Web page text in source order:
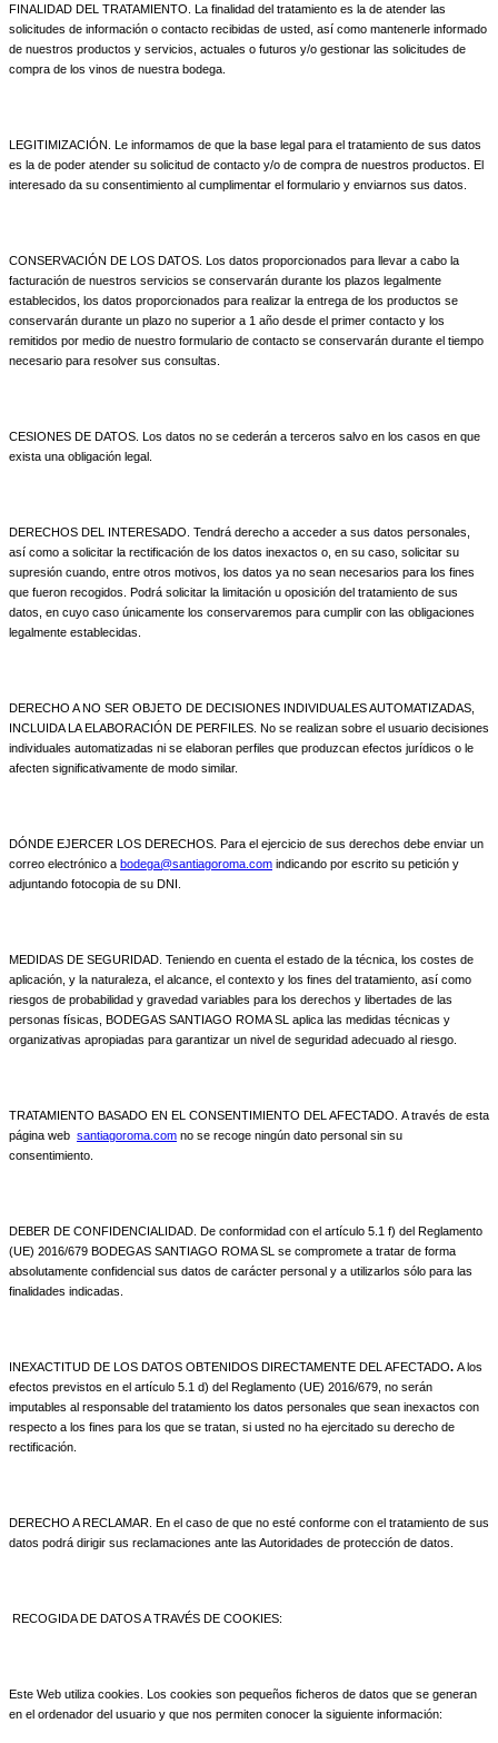
FINALIDAD DEL TRATAMIENTO. La finalidad del tratamiento es la de atender las
solicitudes de información o contacto recibidas de usted, así como mantenerle informado
de nuestros productos y servicios, actuales o futuros y/o gestionar las solicitudes de
compra de los vinos de nuestra bodega.
LEGITIMIZACIÓN. Le informamos de que la base legal para el tratamiento de sus datos
es la de poder atender su solicitud de contacto y/o de compra de nuestros productos. El
interesado da su consentimiento al cumplimentar el formulario y enviarnos sus datos.
CONSERVACIÓN DE LOS DATOS. Los datos proporcionados para llevar a cabo la
facturación de nuestros servicios se conservarán durante los plazos legalmente
establecidos, los datos proporcionados para realizar la entrega de los productos se
conservarán durante un plazo no superior a 1 año desde el primer contacto y los
remitidos por medio de nuestro formulario de contacto se conservarán durante el tiempo
necesario para resolver sus consultas.
CESIONES DE DATOS. Los datos no se cederán a terceros salvo en los casos en que
exista una obligación legal.
DERECHOS DEL INTERESADO. Tendrá derecho a acceder a sus datos personales,
así como a solicitar la rectificación de los datos inexactos o, en su caso, solicitar su
supresión cuando, entre otros motivos, los datos ya no sean necesarios para los fines
que fueron recogidos. Podrá solicitar la limitación u oposición del tratamiento de sus
datos, en cuyo caso únicamente los conservaremos para cumplir con las obligaciones
legalmente establecidas.
DERECHO A NO SER OBJETO DE DECISIONES INDIVIDUALES AUTOMATIZADAS,
INCLUIDA LA ELABORACIÓN DE PERFILES. No se realizan sobre el usuario decisiones
individuales automatizadas ni se elaboran perfiles que produzcan efectos jurídicos o le
afecten significativamente de modo similar.
DÓNDE EJERCER LOS DERECHOS. Para el ejercicio de sus derechos debe enviar un
correo electrónico a bodega@santiagoroma.com indicando por escrito su petición y
adjuntando fotocopia de su DNI.
MEDIDAS DE SEGURIDAD. Teniendo en cuenta el estado de la técnica, los costes de
aplicación, y la naturaleza, el alcance, el contexto y los fines del tratamiento, así como
riesgos de probabilidad y gravedad variables para los derechos y libertades de las
personas físicas, BODEGAS SANTIAGO ROMA SL aplica las medidas técnicas y
organizativas apropiadas para garantizar un nivel de seguridad adecuado al riesgo.
TRATAMIENTO BASADO EN EL CONSENTIMIENTO DEL AFECTADO. A través de esta
página web santiagoroma.com no se recoge ningún dato personal sin su
consentimiento.
DEBER DE CONFIDENCIALIDAD. De conformidad con el artículo 5.1 f) del Reglamento
(UE) 2016/679 BODEGAS SANTIAGO ROMA SL se compromete a tratar de forma
absolutamente confidencial sus datos de carácter personal y a utilizarlos sólo para las
finalidades indicadas.
INEXACTITUD DE LOS DATOS OBTENIDOS DIRECTAMENTE DEL AFECTADO. A los
efectos previstos en el artículo 5.1 d) del Reglamento (UE) 2016/679, no serán
imputables al responsable del tratamiento los datos personales que sean inexactos con
respecto a los fines para los que se tratan, si usted no ha ejercitado su derecho de
rectificación.
DERECHO A RECLAMAR. En el caso de que no esté conforme con el tratamiento de sus
datos podrá dirigir sus reclamaciones ante las Autoridades de protección de datos.
RECOGIDA DE DATOS A TRAVÉS DE COOKIES:
Este Web utiliza cookies. Los cookies son pequeños ficheros de datos que se generan
en el ordenador del usuario y que nos permiten conocer la siguiente información: